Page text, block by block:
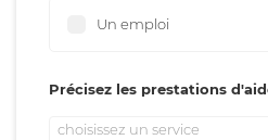
Un emploi
Précisez les prestations
choisissez un service